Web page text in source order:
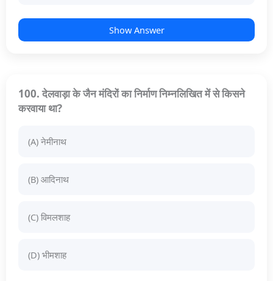
Show Answer
100. देलवाड़ा के जैन मंदिरों का निर्माण निम्नलिखित में से किसने
करवाया था?
(A) नेमीनाथ
(B) आदिनाथ
(C) विमलशाह
(D) भीमशाह